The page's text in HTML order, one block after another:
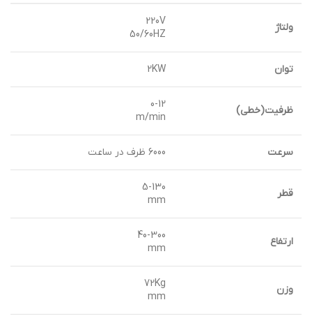
ولتاژ
220V
50/60HZ
توان 2KW
ظرفيت(خطي)
0-12
m/min
سرعت 6000 ظرف در ساعت
قطر
5-130
mm
ارتفاع
40-300
mm
وزن
72Kg
mm